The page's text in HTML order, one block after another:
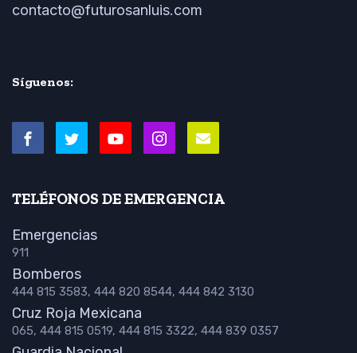
contacto@futurosanluis.com
Síguenos:
TELÉFONOS DE EMERGENCIA
Emergencias
911
Bomberos
444 815 3583, 444 820 8544, 444 842 3130
Cruz Roja Mexicana
065, 444 815 0519, 444 815 3322, 444 839 0357